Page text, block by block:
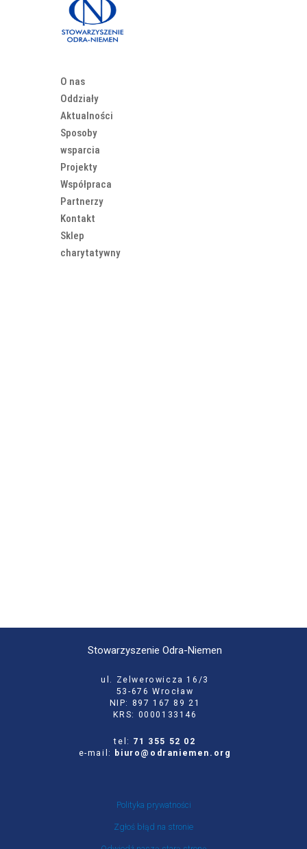
O nas
Oddziały
Aktualności
Sposoby
wsparcia
Projekty
Współpraca
Partnerzy
Kontakt
Sklep
charytatywny
Stowarzyszenie Odra-Niemen
ul. Zelwerowicza 16/3
53-676 Wrocław
NIP: 897 167 89 21
KRS: 0000133146
tel: 71 355 52 02
e-mail:
biuro@odraniemen.org
Polityka prywatności
Zgłoś błąd na stronie